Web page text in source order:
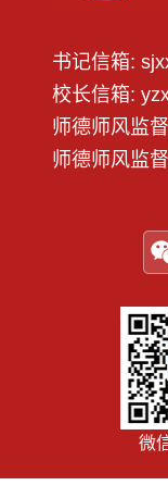
书记信箱:
校长信箱:
师德师风监
师德师风监
微